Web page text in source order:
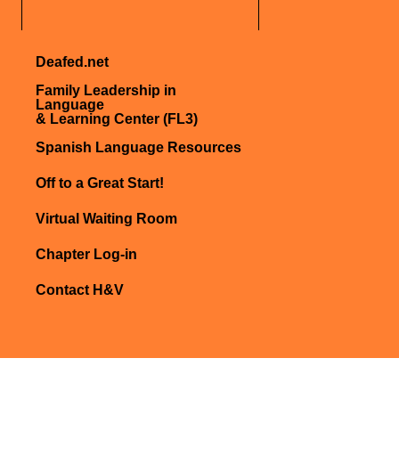
Deafed.net
Family Leadership in
Language
& Learning Center (FL3)
Spanish Language Resources
Off to a Great Start!
Virtual Waiting Room
Chapter Log-in
Contact H&V